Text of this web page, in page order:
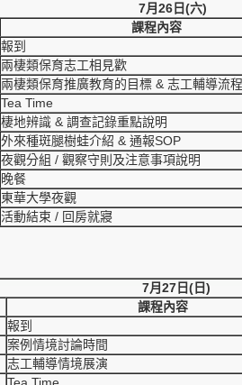
7月26日(六)
課程內容
報到
兩棲類保育志工相見歡
兩棲類保育推廣教育的目標 & 志工輔導流程
Tea Time
棲地辨識 & 調查記錄重點說明
外來種斑腿樹蛙介紹 & 通報SOP
夜觀分組 / 觀察守則及注意事項說明
晚餐
東華大學夜觀
活動結束 / 回房就寢
7月27日(日)
課程內容
報到
案例情境討論時間
志工輔導情境展演